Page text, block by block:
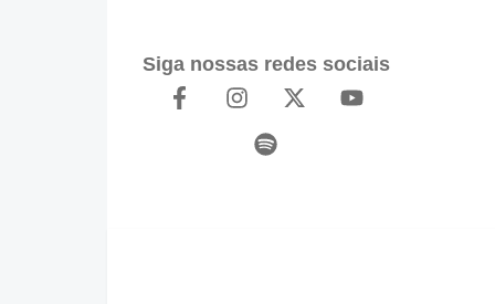
Siga nossas redes sociais